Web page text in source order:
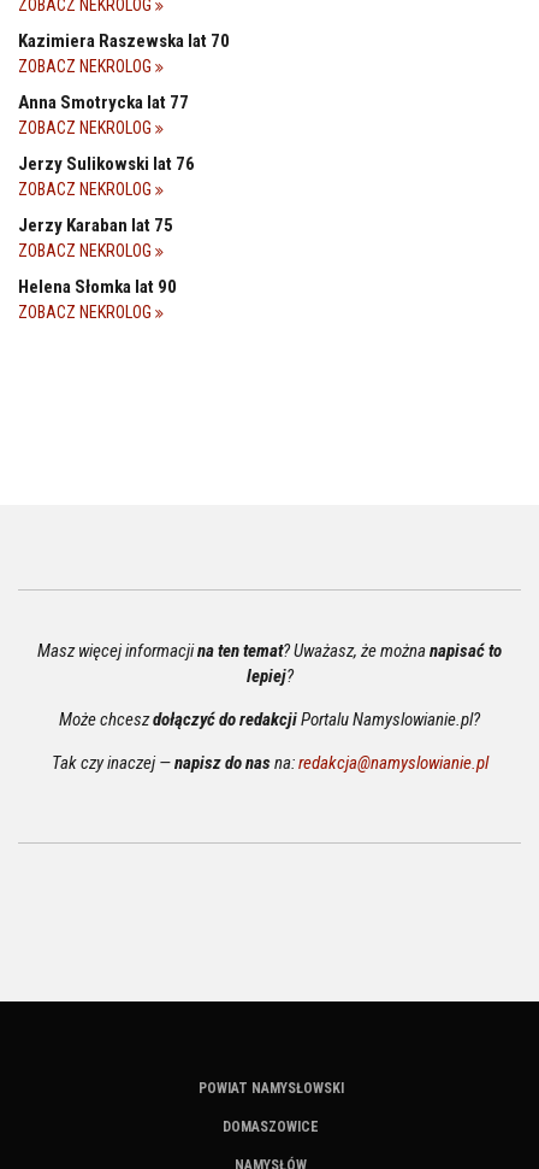
ZOBACZ NEKROLOG
Kazimiera Raszewska lat 70
ZOBACZ NEKROLOG
Anna Smotrycka lat 77
ZOBACZ NEKROLOG
Jerzy Sulikowski lat 76
ZOBACZ NEKROLOG
Jerzy Karaban lat 75
ZOBACZ NEKROLOG
Helena Słomka lat 90
ZOBACZ NEKROLOG
Masz więcej informacjina ten temat? Uważasz, że możnanapisać to
lepiej?
Może chceszdołączyć do redakcjiPortalu Namyslowianie.pl?
Tak czy inaczej —napisz do nasna:redakcja@namyslowianie.pl
POWIAT NAMYSŁOWSKI
DOMASZOWICE
NAMYSŁÓW